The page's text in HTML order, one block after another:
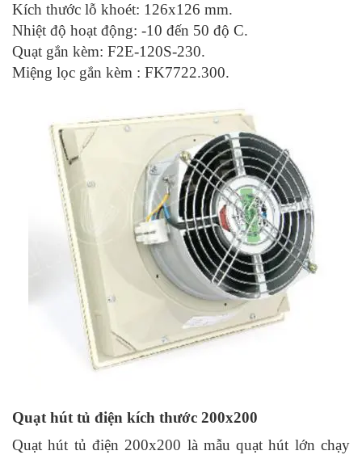
Kích thước lỗ khoét: 126x126 mm.
Nhiệt độ hoạt động: -10 đến 50 độ C.
Quạt gắn kèm: F2E-120S-230.
Miệng lọc gắn kèm : FK7722.300.
Quạt hút tủ điện kích thước 200x200
Quạt hút tủ điện 200x200 là mẫu quạt hút lớn chạy